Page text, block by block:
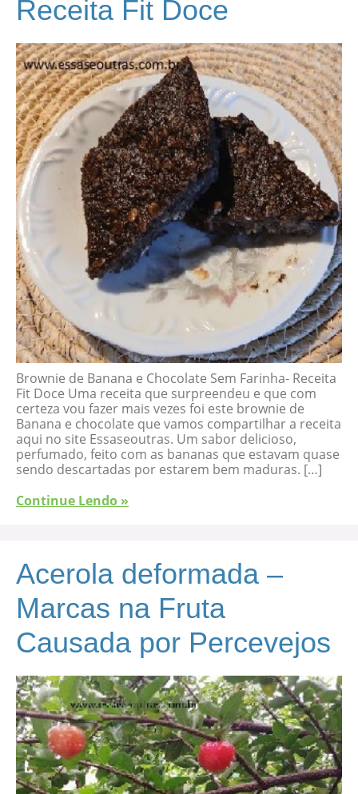
Receita Fit Doce
Brownie de Banana e Chocolate Sem Farinha- Receita
Fit Doce Uma receita que surpreendeu e que com
certeza vou fazer mais vezes foi este brownie de
Banana e chocolate que vamos compartilhar a receita
aqui no site Essaseoutras. Um sabor delicioso,
perfumado, feito com as bananas que estavam quase
sendo descartadas por estarem bem maduras. […]
Continue Lendo »
Acerola deformada –
Marcas na Fruta
Causada por Percevejos